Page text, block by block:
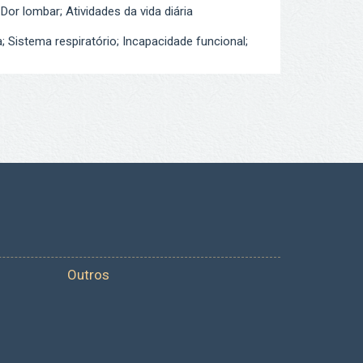
lombar; Atividades da vida diária
Sistema respiratório; Incapacidade funcional;
Outros